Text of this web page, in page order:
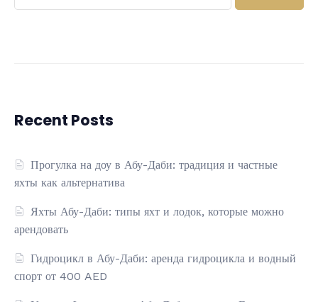
Recent Posts
Прогулка на доу в Абу-Даби: традиция и частные
яхты как альтернатива
Яхты Абу-Даби: типы яхт и лодок, которые можно
арендовать
Гидроцикл в Абу-Даби: аренда гидроцикла и водный
спорт от 400 AED